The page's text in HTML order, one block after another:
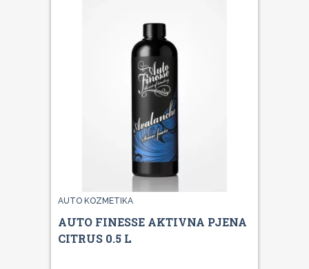
AUTO KOZMETIKA
AUTO FINESSE AKTIVNA PJENA
CITRUS 0.5 L